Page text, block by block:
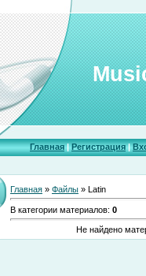
Главная|Регистрация|
Главная » Файлы » Latin
В категории материалов: 0
Не найдено